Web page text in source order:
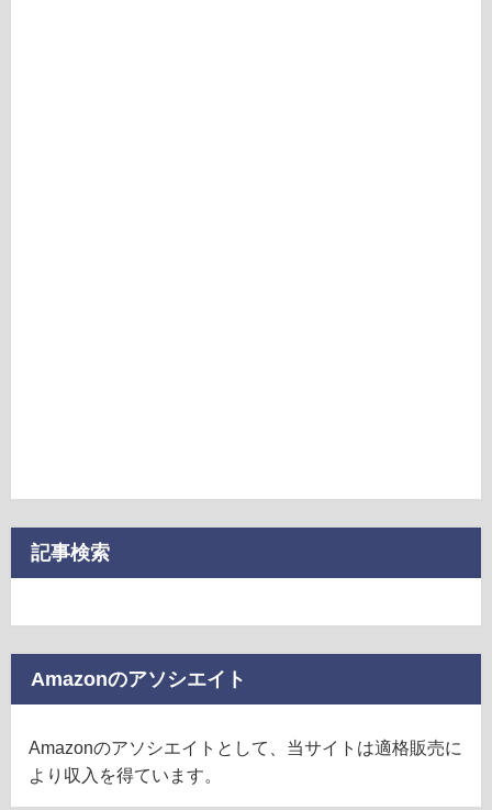
記事検索
Amazonのアソシエイト
Amazonのアソシエイトとして、当サイトは適格販売に
より収入を得ています。